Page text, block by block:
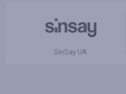
SinSay UA